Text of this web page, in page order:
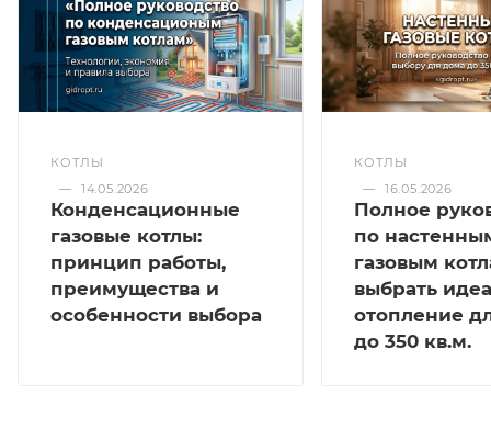
КОТЛЫ
—
14.05.2026
Конденсационные
газовые котлы:
принцип работы,
преимущества и
особенности выбора
КОТЛЫ
—
16.05.2026
Полное
по
газовым
выбрать
отопление
до 350 кв.м.